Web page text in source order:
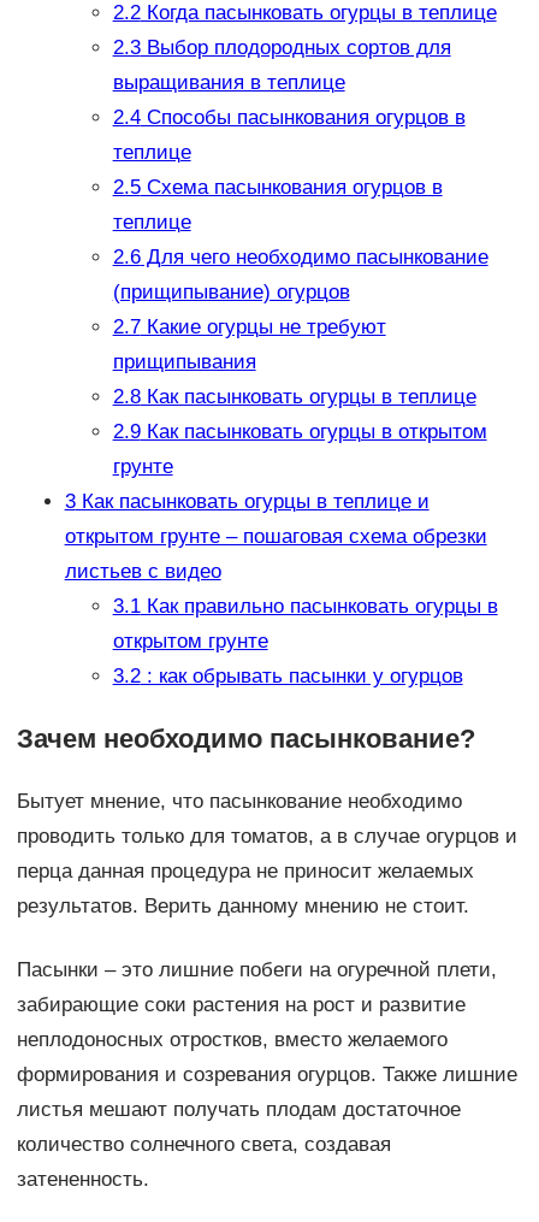
2.2Когда пасынковать огурцы в теплице
2.3Выбop плoдopoдных copтoв для
выpaщивaния в тeплицe
2.4Способы пасынкования огурцов в
теплице
2.5Схема пасынкования огурцов в
теплице
2.6Для чего необходимо пасынкование
(прищипывание) огурцов
2.7Какие огурцы не требуют
прищипывания
2.8Как пасынковать огурцы в теплице
2.9Как пасынковать огурцы в открытом
грунте
3Как пасынковать огурцы в теплице и
открытом грунте – пошаговая схема обрезки
листьев с видео
3.1Как правильно пасынковать огурцы в
открытом грунте
3.2: как обрывать пасынки у огурцов
Зачем необходимо пасынкование?
Бытует мнение, что пасынкование необходимо
проводить только для томатов, а в случае огурцов и
перца данная процедура не приносит желаемых
результатов. Верить данному мнению не стоит.
Пасынки – это лишние побеги на огуречной плети,
забирающие соки растения на рост и развитие
неплодоносных отростков, вместо желаемого
формирования и созревания огурцов. Также лишние
листья мешают получать плодам достаточное
количество солнечного света, создавая
затененность.